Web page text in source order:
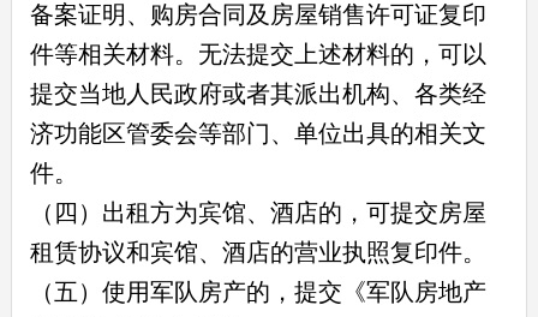
备案证明、购房合同及房屋销售许可证复印
件等相关材料。无法提交上述材料的，可以
提交当地人民政府或者其派出机构、各类经
济功能区管委会等部门、单位出具的相关文
件。
（四）出租方为宾馆、酒店的，可提交房屋
租赁协议和宾馆、酒店的营业执照复印件。
（五）使用军队房产的，提交《军队房地产